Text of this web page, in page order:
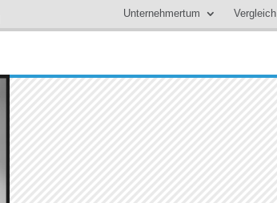
Unternehmertum Vergleich